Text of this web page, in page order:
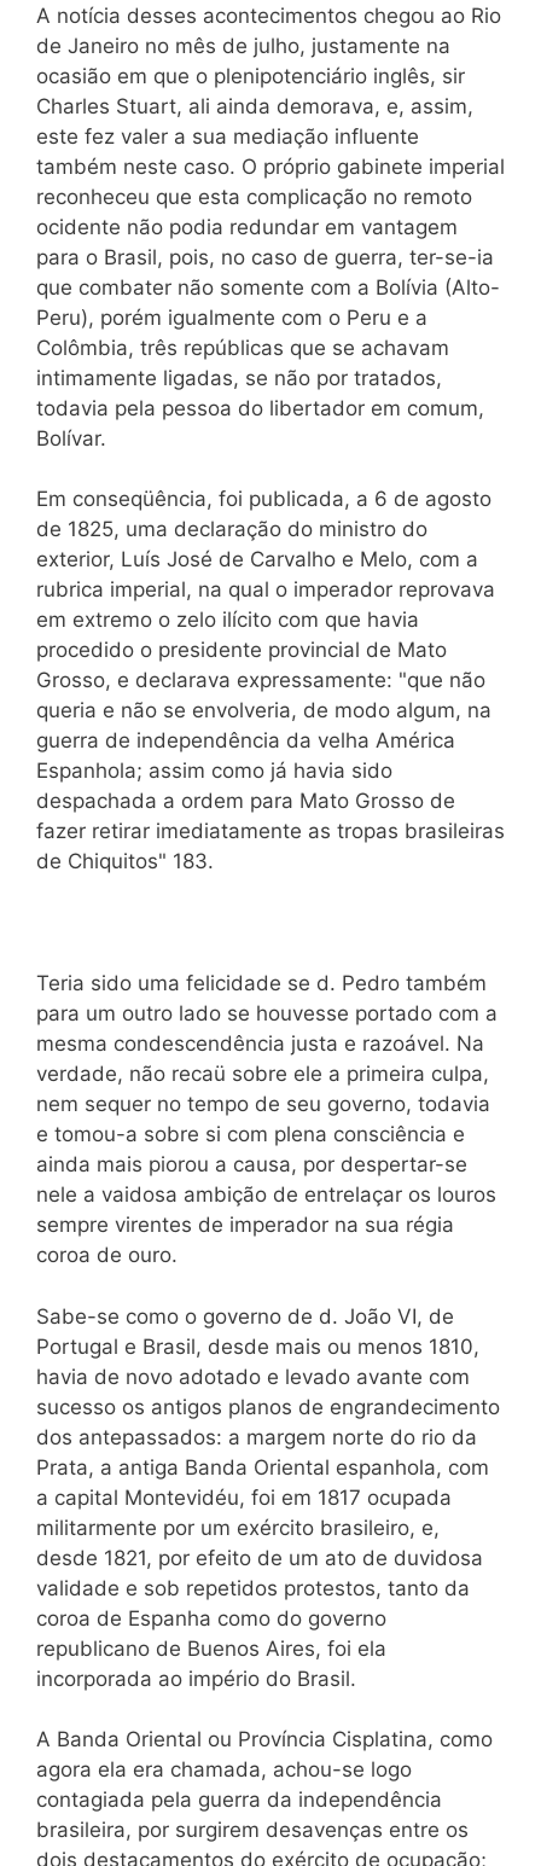
A notícia desses acontecimentos chegou ao Rio
de Janeiro no mês de julho, justamente na
ocasião em que o plenipotenciário inglês, sir
Charles Stuart, ali ainda demorava, e, assim,
este fez valer a sua mediação influente
também neste caso. O próprio gabinete imperial
reconheceu que esta complicação no remoto
ocidente não podia redundar em vantagem
para o Brasil, pois, no caso de guerra, ter-se-ia
que combater não somente com a Bolívia (Alto-
Peru), porém igualmente com o Peru e a
Colômbia, três repúblicas que se achavam
intimamente ligadas, se não por tratados,
todavia pela pessoa do libertador em comum,
Bolívar.
Em conseqüência, foi publicada, a 6 de agosto
de 1825, uma declaração do ministro do
exterior, Luís José de Carvalho e Melo, com a
rubrica imperial, na qual o imperador reprovava
em extremo o zelo ilícito com que havia
procedido o presidente provincial de Mato
Grosso, e declarava expressamente: "que não
queria e não se envolveria, de modo algum, na
guerra de independência da velha América
Espanhola; assim como já havia sido
despachada a ordem para Mato Grosso de
fazer retirar imediatamente as tropas brasileiras
de Chiquitos" 183.
Teria sido uma felicidade se d. Pedro também
para um outro lado se houvesse portado com a
mesma condescendência justa e razoável. Na
verdade, não recaü sobre ele a primeira culpa,
nem sequer no tempo de seu governo, todavia
e tomou-a sobre si com plena consciência e
ainda mais piorou a causa, por despertar-se
nele a vaidosa ambição de entrelaçar os louros
sempre virentes de imperador na sua régia
coroa de ouro.
Sabe-se como o governo de d. João VI, de
Portugal e Brasil, desde mais ou menos 1810,
havia de novo adotado e levado avante com
sucesso os antigos planos de engrandecimento
dos antepassados: a margem norte do rio da
Prata, a antiga Banda Oriental espanhola, com
a capital Montevidéu, foi em 1817 ocupada
militarmente por um exército brasileiro, e,
desde 1821, por efeito de um ato de duvidosa
validade e sob repetidos protestos, tanto da
coroa de Espanha como do governo
republicano de Buenos Aires, foi ela
incorporada ao império do Brasil.
A Banda Oriental ou Província Cisplatina, como
agora ela era chamada, achou-se logo
contagiada pela guerra da independência
brasileira, por surgirem desavenças entre os
dois destacamentos do exército de ocupação;